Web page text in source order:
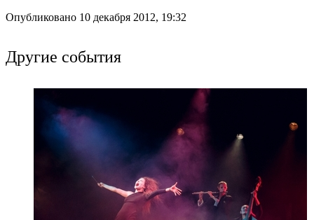
Опубликовано 10 декабря 2012, 19:32
Другие события